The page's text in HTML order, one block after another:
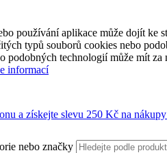
používání aplikace může dojít ke
typů souborů cookies nebo
podobných technologií může mít
informací
a získejte slevu 250 Kč na
nebo značky